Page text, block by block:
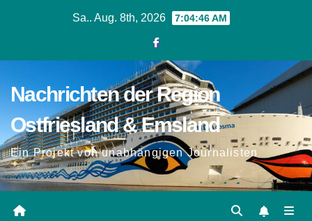
Sa.. Aug. 8th, 2026 7:04:47 AM
Nachrichten der Region
Ostfriesland & Emsland
Ein Projekt von unabhängigen Journalisten